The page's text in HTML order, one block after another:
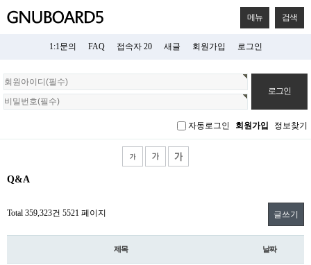
메뉴 검색
1:1문의 FAQ 접속자 20 새글 회원가입 로그인
회
원
로
자동로그인 회원가입 정보찾기
Q&A
Total 359,323건 5521 페이지 글쓰기
제목 날짜